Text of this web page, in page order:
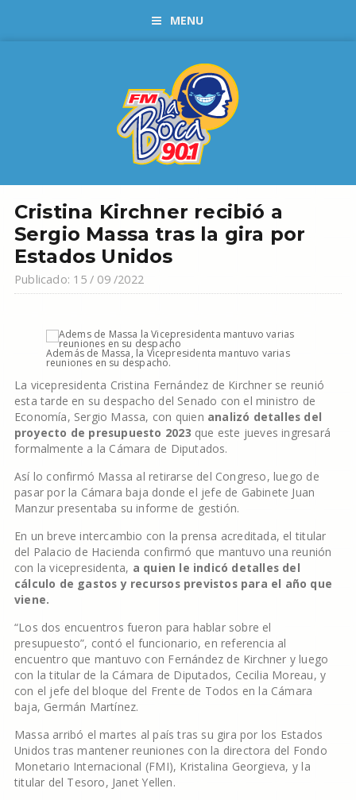
MENU
Cristina Kirchner recibió a
Sergio Massa tras la gira por
Estados Unidos
Publicado: 15 / 09 /2022
Además de Massa, la Vicepresidenta mantuvo varias
reuniones en su despacho.
La vicepresidenta Cristina Fernández de Kirchner se reunió
esta tarde en su despacho del Senado con el ministro de
Economía, Sergio Massa, con quien analizó detalles del
proyecto de presupuesto 2023 que este jueves ingresará
formalmente a la Cámara de Diputados.
Así lo confirmó Massa al retirarse del Congreso, luego de
pasar por la Cámara baja donde el jefe de Gabinete Juan
Manzur presentaba su informe de gestión.
En un breve intercambio con la prensa acreditada, el titular
del Palacio de Hacienda confirmó que mantuvo una reunión
con la vicepresidenta, a quien le indicó detalles del
cálculo de gastos y recursos previstos para el año que
viene.
“Los dos encuentros fueron para hablar sobre el
presupuesto”, contó el funcionario, en referencia al
encuentro que mantuvo con Fernández de Kirchner y luego
con la titular de la Cámara de Diputados, Cecilia Moreau, y
con el jefe del bloque del Frente de Todos en la Cámara
baja, Germán Martínez.
Massa arribó el martes al país tras su gira por los Estados
Unidos tras mantener reuniones con la directora del Fondo
Monetario Internacional (FMI), Kristalina Georgieva, y la
titular del Tesoro, Janet Yellen.